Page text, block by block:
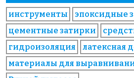
инструменты эпоксидные
цементные затирки
гидроизоляция
латексная
материалы для